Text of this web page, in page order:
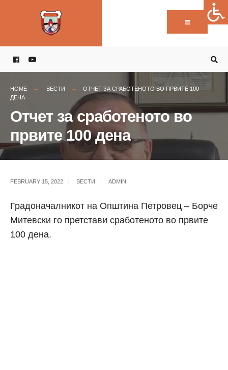
HOME ВЕСТИ
ОТЧЕТ ЗА СРАБОТЕНОТО ВО ПРВИТЕ 100
ДЕНА
Отчет за сработеното во
првите 100 дена
FEBRUARY 15, 2022 ВЕСТИ ADMIN
Градоначалникот на Општина Петровец – Борче
Митевски го претстави сработеното во првите
100 дена.